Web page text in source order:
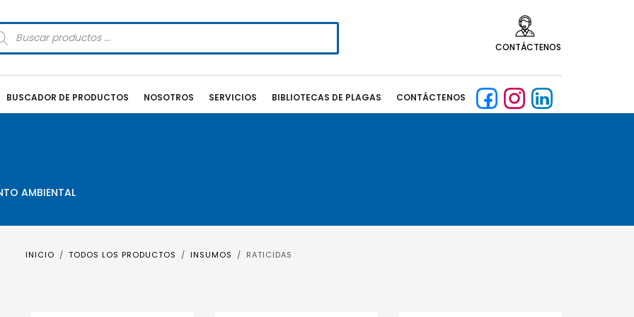
CONTÁCTENOS
BUSCADOR DE PRODUCTOS NOSOTROS SERVICIOS BIBLIOTECAS DE PLAGAS CONTÁCTENOS
AMBIENTAL
INICIO TODOS LOS PRODUCTOS INSUMOS RATICIDAS